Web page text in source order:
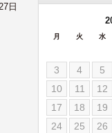
日
月 火 水
3
4 5
10
11 12
17
18 19
24
25 26